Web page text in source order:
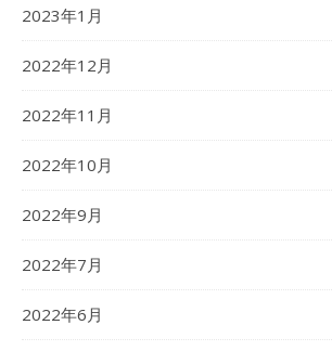
2023年1月
2022年12月
2022年11月
2022年10月
2022年9月
2022年7月
2022年6月